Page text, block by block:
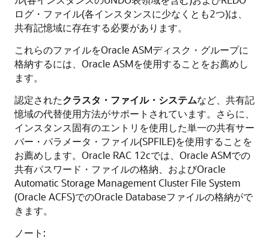
ログ・ファイル(各インスタンスに少なくとも2つ)は、
共有記憶域に存在する必要があります。
これらのファイルをOracle ASMディスク・グループに
格納するには、Oracle ASMを使用することをお薦めし
ます。
認定されたクラスタ・ファイル・システムなど、共有記
憶域の代替使用方法がサポートされています。さらに、
インスタンス固有のエントリを使用した単一の共有サー
バー・パラメータ・ファイル(SPFILE)を使用することを
お薦めします。Oracle RAC 12cでは、Oracle ASMでの
共有パスワード・ファイルの格納、およびOracle
Automatic Storage Management Cluster File System
(Oracle ACFS)でのOracle Databaseファイルの格納がで
きます。
ノート: